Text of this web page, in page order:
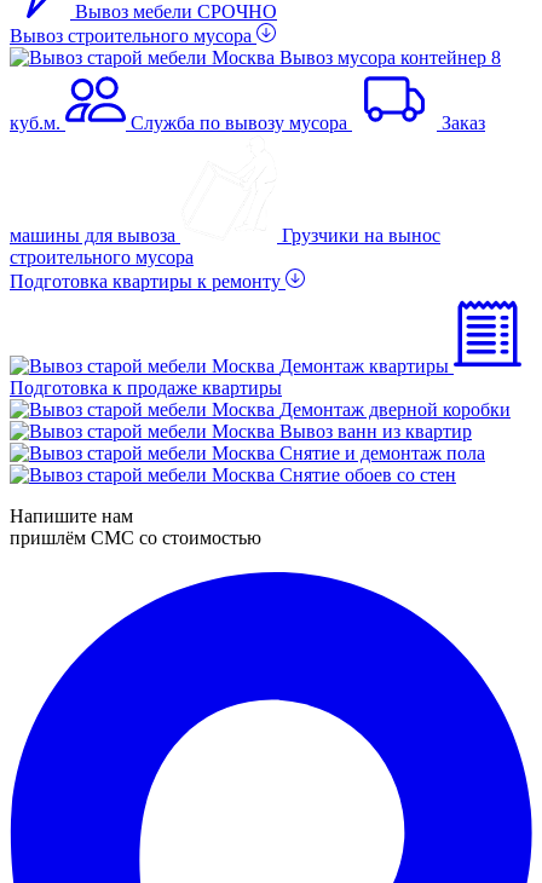
Вывоз мебели СРОЧНО
Вывоз строительного мусора
Вывоз мусора контейнер 8
куб.м. Служба по вывозу мусора Заказ
машины для вывоза
Грузчики на вынос
строительного мусора
Подготовка квартиры к ремонту
Демонтаж квартиры
Подготовка к продаже квартиры
Демонтаж дверной коробки
Вывоз ванн из квартир
Снятие и демонтаж пола
Снятие обоев со стен
Напишите нам
пришлём СМС со стоимостью